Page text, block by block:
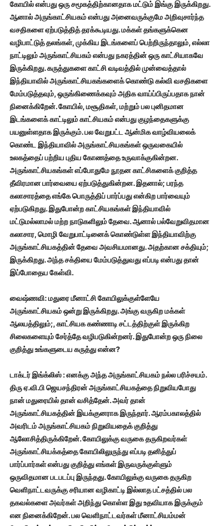
கோயில் என்பது ஒரு சமூகத்திற்கானதாக மட்டும் இங்கு இருக்கிறது.
ஆனால் அருங்காட்சியகம் என்பது அனைவருக்குமே அறிவுசார்ந்த
வசதிகளை ஏற்படுத்தித் தரக்கூடியது. மக்கள் தங்களுக்கென
வழிபாட்டுத் தலங்கள்,முக்கிய இடங்களைப் பெற்றிருந்தாலும்,எல்லா
நாட்டிலும் அருங்காட்சியகம் என்பது நகரத்தின் ஒரு காட்சியாகவே
இருக்கிறது. கருத்துகளை காட்சி வடிவத்தில் முன்வைத்தால்
இந்தியாவில் அருங்காட்சியகங்களைக் கொண்டு கல்வி வசதிகளை
மேம்படுத்தவும்,ஒருங்கிணைக்கவும் அதிக வாய்ப்பிருப்பதாக நான்
நினைக்கிறேன். கோயில்,மசூதிகள்,மற்றும் பல புனிதமான
இடங்களைக் காட்டிலும் காட்சியகம் என்பது குழந்தைகளுக்கு
பயனுள்ளதாக இருக்கும். பல வேறுபட்ட ஆன்மிக வாழ்வியலைக்
கொண்ட இந்தியாவில் அருங்காட்சியகங்கள் ஒருவகையில்
உலகத்தைப் பற்றிய புதிய கோணத்தை உருவாக்குகின்றன.
அருங்காட்சியகங்கள் எப்போதுமே நூதன காட்சிகளைக் குறித்த
தீவிரமான பார்வையை ஏற்படுத்துகின்றன. இதனால்; பரந்த
கலாசாரத்தை எங்கே பொருத்திப் பார்ப்பது என்கிற பார்வையும்
ஏற்படுகிறது. இதுபோன்ற காட்சியகங்கள் இந்தியாவில்
மட்டுமல்லாமல் மற்ற நாடுகளிலும் தேவை. ஆனால் பல்வேறுவிதமான
கலாசார,மொழி வேறுபாட்டினைக் கொண்டுள்ள இந்தியாவிற்கு
அருங்காட்சியகத்தின் தேவை அவசியமானது. அதற்கான சக்தியும்;
இருக்கிறது. அந்த சக்தியை மேம்படுத்துவது எப்படி என்பது தான்
இப்போதைய கேள்வி.
வைஷ்ணவி: மதுரை மீனாட்சி கோயிலுக்குள்ளேயே
அருங்காட்சியகம் ஒன்று இருக்கிறது. அங்கு வருகிற மக்கள்
ஆலயத்திலும்;,காட்சியக கண்ணாடி சட்டத்திற்குள் இருக்கிற
சிலைகளையும் சேர்த்தே வழிபடுகின்றனர். இதுபோன்ற ஒரு நிலை
குறித்து உங்களுடைய கருத்து என்ன?
டாக்டர் இங்க்லிஸ் : எனக்கு அந்த அருங்காட்சியகம் நல்ல பரிச்சயம்.
திரு ஏ.வி.பி ஜெயசந்திரன் அருங்காட்சியகத்தை நிறுவியபோது
நான் மதுரையில் தான் வசித்தேன். அவர் தான்
அருங்காட்சியகத்தின் இயக்குனராக இருந்தார். ஆரம்பகாலத்தில்
அவரிடம் அருங்காட்சியகம் நிறுவியதைக் குறித்து
ஆலோசித்திருக்கிறேன். கோயிலுக்கு வருகை தருகிறவர்கள்
அருங்காட்சியக்கத்தை கோயிலிலுருந்து எப்படி தனித்துப்
பார்ப்பார்கள் என்பது குறித்து எங்கள் இருவருக்குள்ளும்
ஒருவிதமான படபடப்பு இருந்தது. கோயிலுக்கு வருகை தருகிற
வெளிநாட்டவருக்கு சரியான வழிகாட்டி இல்லாத பட்சத்தில் பல
தகவல்களை அவர்கள் அறிந்து கொள்ள இது உதவியாக இருக்கும்
என நினைக்கிறேன். பல வெளிநாட்டவர்கள் மீனாட்சியம்மன்